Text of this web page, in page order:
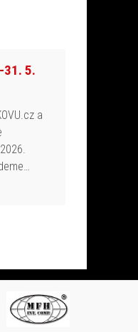
31. 5.
a